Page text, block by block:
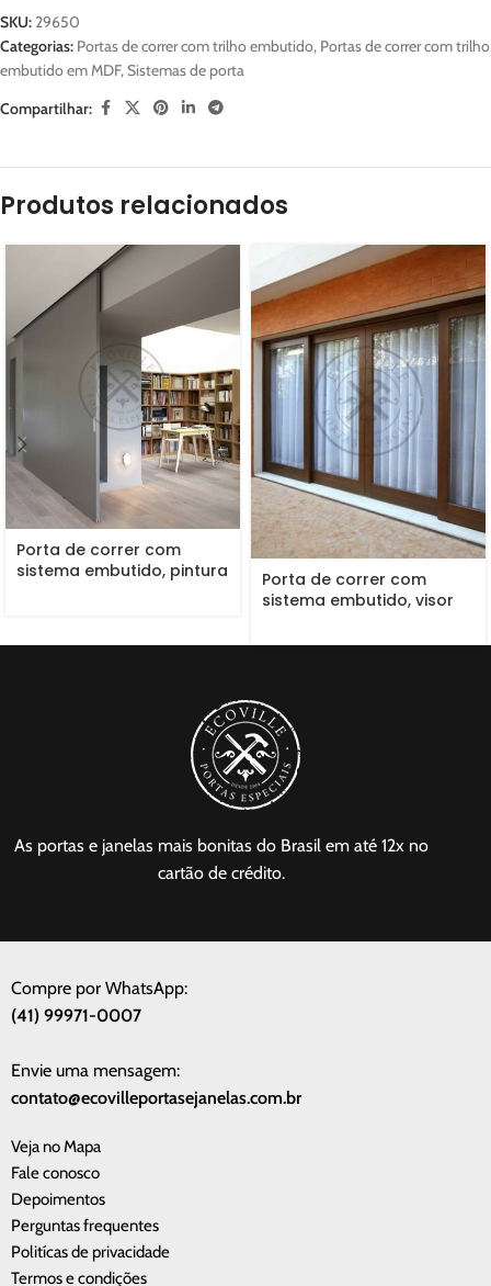
SKU: 29650
Categorias: Portas de correr com trilho embutido, Portas de correr com trilho
embutido em MDF,Sistemas de porta
Compartilhar:
Produtos relacionados
Porta de correr com
sistema embutido, pintura
Porta de correr com
sistema embutido, visor
incolor
As portas e janelas mais bonitas do Brasil em até 12x no
cartão de crédito.
Compre por WhatsApp:
(41) 99971-0007
Envie uma mensagem:
contato@ecovilleportasejanelas.com.br
Veja no Mapa
Fale conosco
Depoimentos
Perguntas frequentes
Politícas de privacidade
Termos e condições